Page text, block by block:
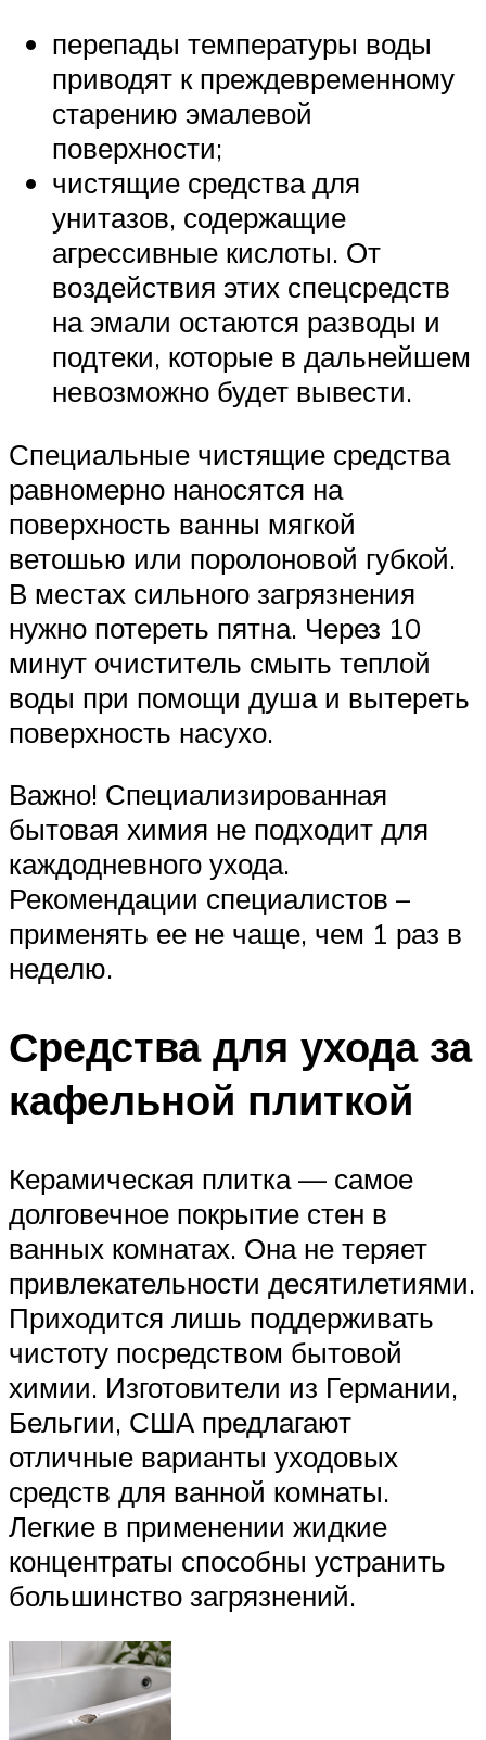
перепады температуры воды
приводят к преждевременному
старению эмалевой
поверхности;
чистящие средства для
унитазов, содержащие
агрессивные кислоты. От
воздействия этих спецсредств
на эмали остаются разводы и
подтеки, которые в дальнейшем
невозможно будет вывести.
Специальные чистящие средства
равномерно наносятся на
поверхность ванны мягкой
ветошью или поролоновой губкой.
В местах сильного загрязнения
нужно потереть пятна. Через 10
минут очиститель смыть теплой
воды при помощи душа и вытереть
поверхность насухо.
Важно! Специализированная
бытовая химия не подходит для
каждодневного ухода.
Рекомендации специалистов –
применять ее не чаще, чем 1 раз в
неделю.
Средства для ухода за
кафельной плиткой
Керамическая плитка — самое
долговечное покрытие стен в
ванных комнатах. Она не теряет
привлекательности десятилетиями.
Приходится лишь поддерживать
чистоту посредством бытовой
химии. Изготовители из Германии,
Бельгии, США предлагают
отличные варианты уходовых
средств для ванной комнаты.
Легкие в применении жидкие
концентраты способны устранить
большинство загрязнений.